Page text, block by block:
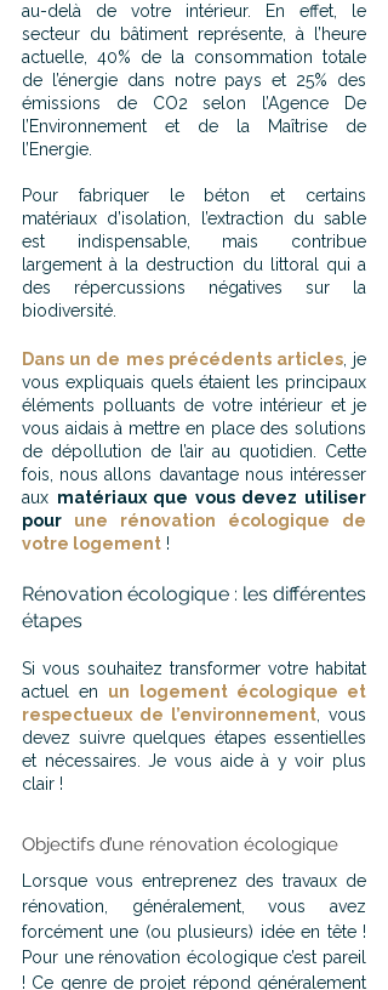
au-delà de votre intérieur. En effet, le
secteur du bâtiment représente, à l’heure
actuelle, 40% de la consommation totale
de l’énergie dans notre pays et 25% des
émissions de CO2 selon l’Agence De
l’Environnement et de la Maîtrise de
l’Energie.
Pour fabriquer le béton et certains
matériaux d’isolation, l’extraction du sable
est indispensable, mais contribue
largement à la destruction du littoral qui a
des répercussions négatives sur la
biodiversité.
Dans un de mes précédents articles, je
vous expliquais quels étaient les principaux
éléments polluants de votre intérieur et je
vous aidais à mettre en place des solutions
de dépollution de l’air au quotidien. Cette
fois, nous allons davantage nous intéresser
aux matériaux que vous devez utiliser
pour une rénovation écologique de
votre logement !
Rénovation écologique : les différentes
étapes
Si vous souhaitez transformer votre habitat
actuel en un logement écologique et
respectueux de l’environnement, vous
devez suivre quelques étapes essentielles
et nécessaires. Je vous aide à y voir plus
clair !
Objectifs d’une rénovation écologique
Lorsque vous entreprenez des travaux de
rénovation, généralement, vous avez
forcément une (ou plusieurs) idée en tête !
Pour une rénovation écologique c’est pareil
! Ce genre de projet répond généralement